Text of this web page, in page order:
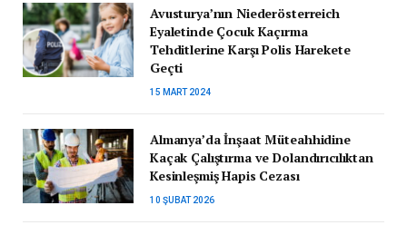
Avusturya’nın Niederösterreich
Eyaletinde Çocuk Kaçırma
Tehditlerine Karşı Polis Harekete
Geçti
15 MART 2024
Almanya’da İnşaat Müteahhidine
Kaçak Çalıştırma ve Dolandırıcılıktan
Kesinleşmiş Hapis Cezası
10 ŞUBAT 2026